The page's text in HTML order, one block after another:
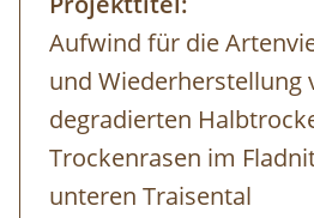
Aufwind für die
und Wiederherstellung
degradierten
Trockenrasen im
unteren Traisental